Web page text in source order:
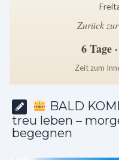
Zurück
6 Tage
Zeit zum
BALD
treu leben –
begegnen